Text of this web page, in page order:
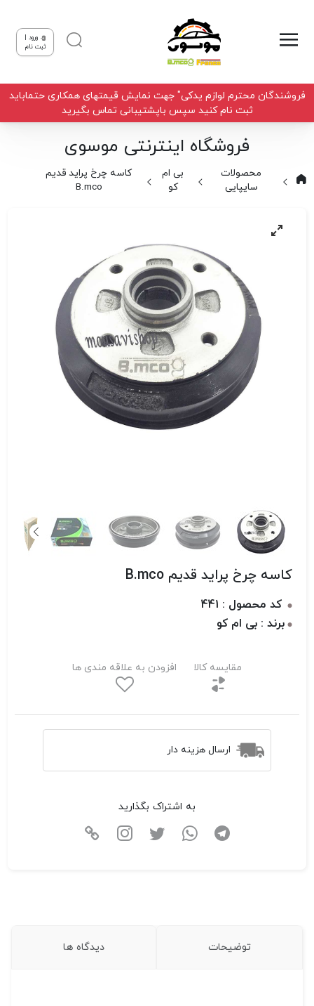
ورود |
ثبت نام
فروشندگان محترم لوازم یدکی" جهت نمایش قیمتهای همکاری حتماباید
ثبت نام کنید سپس باپشتیبانی تماس بگیرید
فروشگاه اینترنتی موسوی
محصولات
سایپایی
بی ام
کو
کاسه چرخ پراید قدیم
B.mco
کاسه چرخ پراید قدیم B.mco
کد محصول : 441
برند : بی ام کو
مقایسه کالا افزودن به علاقه مندی ها
ارسال هزینه دار
به اشتراک بگذارید
توضیحات دیدگاه ها